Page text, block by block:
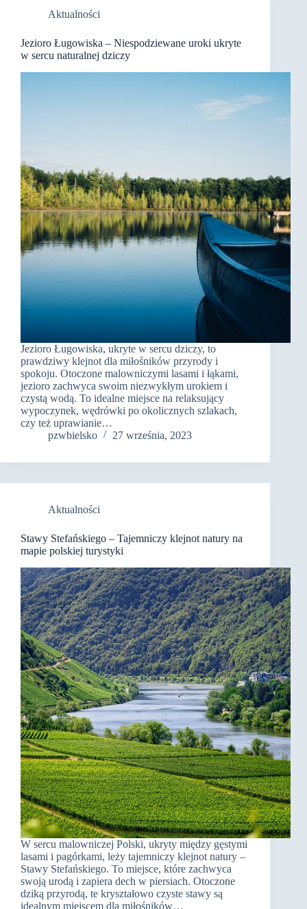
Aktualności
Jezioro Ługowiska – Niespodziewane uroki ukryte
w sercu naturalnej dziczy
Jezioro Ługowiska, ukryte w sercu dziczy, to
prawdziwy klejnot dla miłośników przyrody i
spokoju. Otoczone malowniczymi lasami i łąkami,
jezioro zachwyca swoim niezwykłym urokiem i
czystą wodą. To idealne miejsce na relaksujący
wypoczynek, wędrówki po okolicznych szlakach,
czy też uprawianie…
pzwbielsko
27 września, 2023
Aktualności
Stawy Stefańskiego – Tajemniczy klejnot natury na
mapie polskiej turystyki
W sercu malowniczej Polski, ukryty między gęstymi
lasami i pagórkami, leży tajemniczy klejnot natury –
Stawy Stefańskiego. To miejsce, które zachwyca
swoją urodą i zapiera dech w piersiach. Otoczone
dziką przyrodą, te kryształowo czyste stawy są
idealnym miejscem dla miłośników…